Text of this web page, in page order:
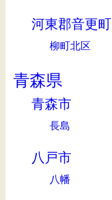
河東郡音更町
柳町北区
青森県
青森市
長島
八戸市
八幡